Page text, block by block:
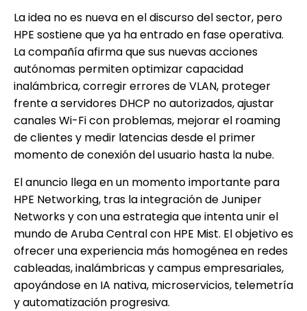
La idea no es nueva en el discurso del sector, pero
HPE sostiene que ya ha entrado en fase operativa.
La compañía afirma que sus nuevas acciones
autónomas permiten optimizar capacidad
inalámbrica, corregir errores de VLAN, proteger
frente a servidores DHCP no autorizados, ajustar
canales Wi-Fi con problemas, mejorar el roaming
de clientes y medir latencias desde el primer
momento de conexión del usuario hasta la nube.
El anuncio llega en un momento importante para
HPE Networking, tras la integración de Juniper
Networks y con una estrategia que intenta unir el
mundo de Aruba Central con HPE Mist. El objetivo es
ofrecer una experiencia más homogénea en redes
cableadas, inalámbricas y campus empresariales,
apoyándose en IA nativa, microservicios, telemetría
y automatización progresiva.